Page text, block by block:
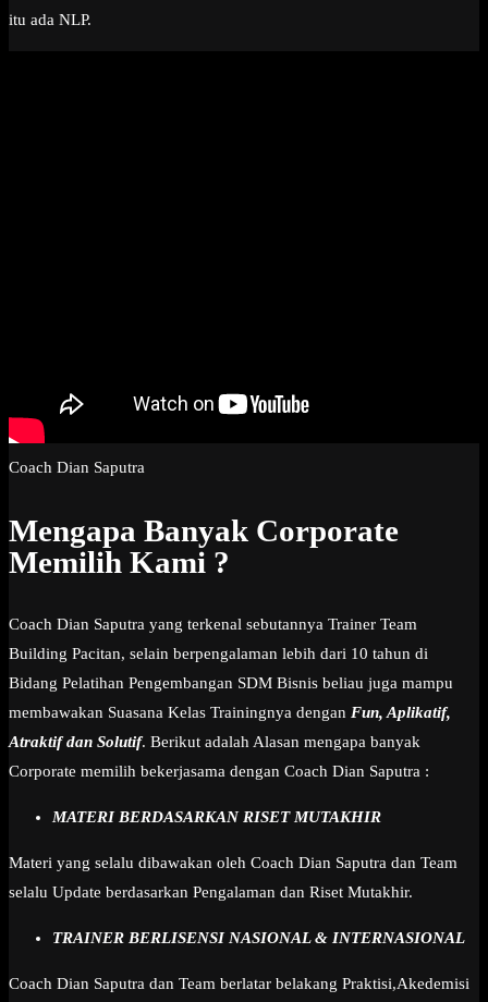
itu ada NLP.
Coach Dian Saputra
Mengapa Banyak Corporate
Memilih Kami ?
Coach Dian Saputra yang terkenal sebutannya Trainer Team
Building Pacitan, selain berpengalaman lebih dari 10 tahun di
Bidang Pelatihan Pengembangan SDM Bisnis beliau juga mampu
membawakan Suasana Kelas Trainingnya dengan Fun, Aplikatif,
Atraktif dan Solutif. Berikut adalah Alasan mengapa banyak
Corporate memilih bekerjasama dengan Coach Dian Saputra :
MATERI BERDASARKAN RISET MUTAKHIR
Materi yang selalu dibawakan oleh Coach Dian Saputra dan Team
selalu Update berdasarkan Pengalaman dan Riset Mutakhir.
TRAINER BERLISENSI NASIONAL & INTERNASIONAL
Coach Dian Saputra dan Team berlatar belakang Praktisi,Akedemisi